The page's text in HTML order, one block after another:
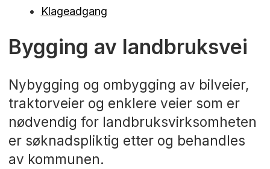
Klageadgang
Bygging av landbruksvei
Nybygging og ombygging av bilveier,
traktorveier og enklere veier som er
nødvendig for landbruksvirksomheten
er søknadspliktig etter og behandles
av kommunen.